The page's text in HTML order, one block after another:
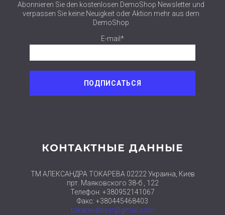
Abonnieren Sie den kostenlosen DemoShop Newsletter und
verpassen Sie keine Neuigkeit oder Aktion mehr aus dem
DemoShop
E-mail*
КОНТАКТНЫЕ ДАННЫЕ
ТМ АЛЕКСАНДРА ТОКАРЕВА 02222 Украина, Киев
прт. Маяковского 38-б , 122
Телефон: +380952141067
Факс: +380445468403
tokarevabiser@gmail.com